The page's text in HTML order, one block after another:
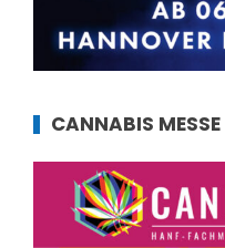
CANNABIS MESSE